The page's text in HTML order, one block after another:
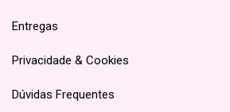
Entregas
Privacidade & Cookies
Dúvidas Frequentes